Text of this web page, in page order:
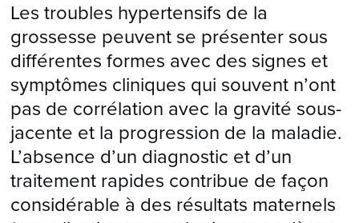
Les troubles hypertensifs de la
grossesse peuvent se présenter sous
différentes formes avec des signes et
symptômes cliniques qui souvent n’ont
pas de corrélation avec la gravité sous-
jacente et la progression de la maladie.
L’absence d’un diagnostic et d’un
traitement rapides contribue de façon
considérable à des résultats maternels